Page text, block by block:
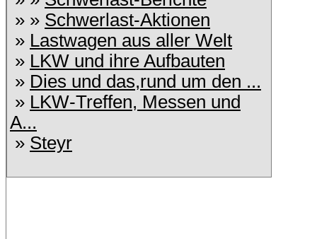
» » Schwerlast-Aktionen
» Lastwagen aus aller Welt
» LKW und ihre Aufbauten
» Dies und das,rund um den ...
» LKW-Treffen, Messen und
A...
» Steyr